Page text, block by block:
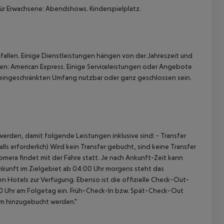
Abendshows. Kinderspielplatz.
Einige Dienstleistungen hängen von der Jahreszeit und
American Express. Einige Serviceleistungen oder Angebote
Umfang nutzbar oder ganz geschlossen sein.
damit folgende Leistungen inklusive sind: - Transfer
erforderlich) Wird kein Transfer gebucht, sind keine Transfer
findet mit der Fähre statt. Je nach Ankunft-Zeit kann
im Zielgebiet ab 04:00 Uhr morgens steht das
Hotels zur Verfügung. Ebenso ist die offizielle Check-Out-
am Folgetag ein. Früh-Check-In bzw. Spät-Check-Out
hinzugebucht werden."